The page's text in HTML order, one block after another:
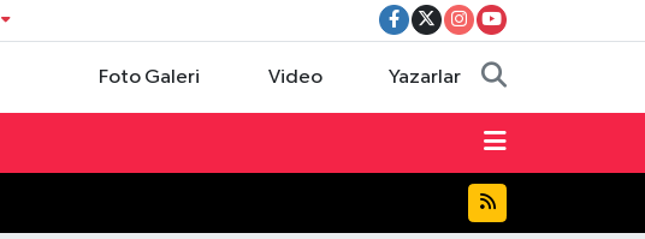
Foto Galeri Video Yazarlar